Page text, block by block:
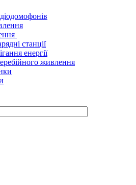
станції
енергії
живлення